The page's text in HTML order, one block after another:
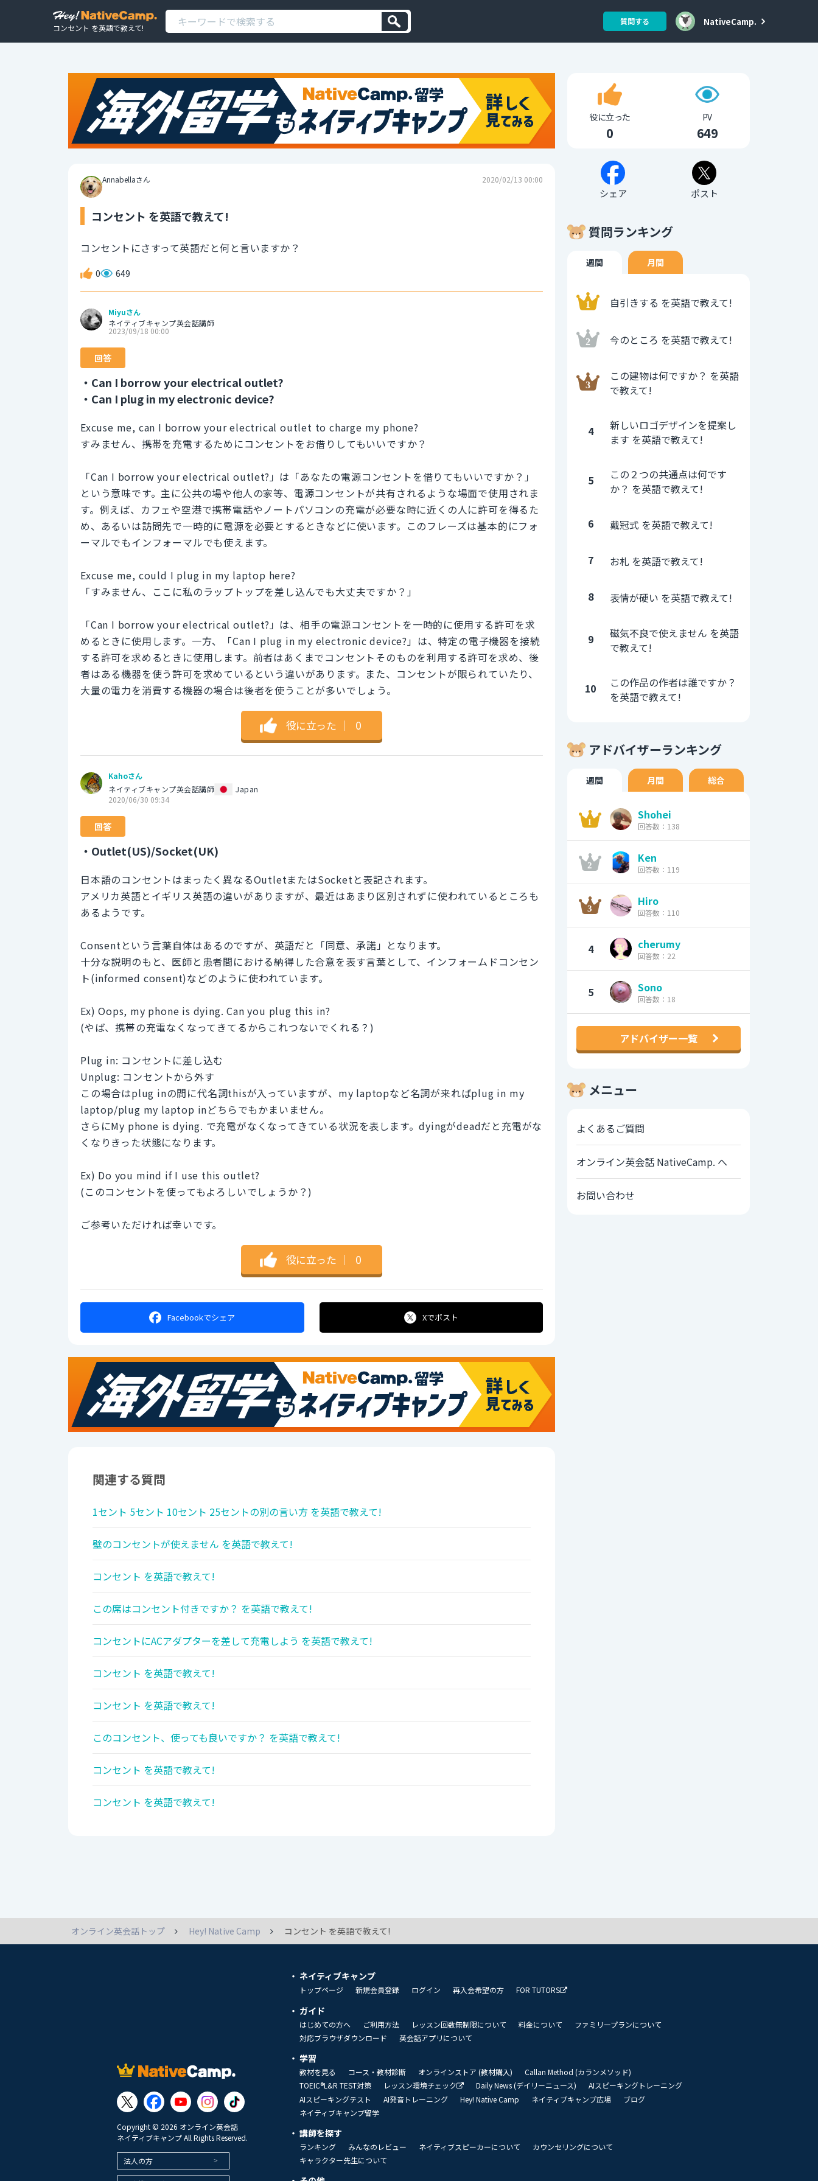
コンセント を英語で教えて!
質問する NativeCamp.
Annabellaさん 2020/02/13 00:00
コンセント を英語で教えて!
コンセントにさすって英語だと何と言いますか？
0 649
Miyuさん
ネイティブキャンプ英会話講師
2023/09/18 00:00
回答
・Can I borrow your electrical outlet?
・Can I plug in my electronic device?
Excuse me, can I borrow your electrical outlet to charge my phone?
すみません、携帯を充電するためにコンセントをお借りしてもいいですか？
「Can I borrow your electrical outlet?」は「あなたの電源コンセントを借りてもいいですか？」
という意味です。主に公共の場や他人の家等、電源コンセントが共有されるような場面で使用されま
す。例えば、カフェや空港で携帯電話やノートパソコンの充電が必要な時に近くの人に許可を得るた
め、あるいは訪問先で一時的に電源を必要とするときなどに使います。このフレーズは基本的にフォ
ーマルでもインフォーマルでも使えます。
Excuse me, could I plug in my laptop here?
「すみません、ここに私のラップトップを差し込んでも大丈夫ですか？」
「Can I borrow your electrical outlet?」は、相手の電源コンセントを一時的に使用する許可を求
めるときに使用します。一方、「Can I plug in my electronic device?」は、特定の電子機器を接続
する許可を求めるときに使用します。前者はあくまでコンセントそのものを利用する許可を求め、後
者はある機器を使う許可を求めているという違いがあります。また、コンセントが限られていたり、
大量の電力を消費する機器の場合は後者を使うことが多いでしょう。
役に立った ｜ 0
Kahoさん
ネイティブキャンプ英会話講師
Japan
2020/06/30 09:34
回答
・Outlet(US)/Socket(UK)
日本語のコンセントはまったく異なるOutletまたはSocketと表記されます。
アメリカ英語とイギリス英語の違いがありますが、最近はあまり区別されずに使われているところも
あるようです。
Consentという言葉自体はあるのですが、英語だと「同意、承諾」となります。
十分な説明のもと、医師と患者間における納得した合意を表す言葉として、インフォームドコンセン
ト(informed consent)などのように使われています。
Ex) Oops, my phone is dying. Can you plug this in?
(やば、携帯の充電なくなってきてるからこれつないでくれる？)
Plug in: コンセントに差し込む
Unplug: コンセントから外す
この場合はplug inの間に代名詞thisが入っていますが、my laptopなど名詞が来ればplug in my
laptop/plug my laptop inどちらでもかまいません。
さらにMy phone is dying. で充電がなくなってきている状況を表します。dyingがdeadだと充電がな
くなりきった状態になります。
Ex) Do you mind if I use this outlet?
(このコンセントを使ってもよろしいでしょうか？)
ご参考いただければ幸いです。
役に立った ｜ 0
Facebookでシェア Xでポスト
関連する質問
1セント 5セント 10セント 25セントの別の言い方 を英語で教えて!
壁のコンセントが使えません を英語で教えて!
コンセント を英語で教えて!
この席はコンセント付きですか？ を英語で教えて!
コンセントにACアダプターを差して充電しよう を英語で教えて!
コンセント を英語で教えて!
コンセント を英語で教えて!
このコンセント、使っても良いですか？ を英語で教えて!
コンセント を英語で教えて!
コンセント を英語で教えて!
役に立った
0
PV
649
シェア ポスト
質問ランキング
週間 月間
自引きする を英語で教えて!
今のところ を英語で教えて!
この建物は何ですか？ を英語
で教えて!
4
新しいロゴデザインを提案し
ます を英語で教えて!
5
この２つの共通点は何です
か？ を英語で教えて!
6 戴冠式 を英語で教えて!
7 お札 を英語で教えて!
8 表情が硬い を英語で教えて!
9
磁気不良で使えません を英語
で教えて!
10
この作品の作者は誰ですか？
を英語で教えて!
アドバイザーランキング
週間 月間 総合
Shohei
回答数：138
Ken
回答数：119
Hiro
回答数：110
4 cherumy
回答数：22
5 Sono
回答数：18
アドバイザー一覧
メニュー
よくあるご質問
オンライン英会話 NativeCamp. へ
お問い合わせ
オンライン英会話トップ Hey! Native Camp コンセント を英語で教えて!
Copyright © 2026 オンライン英会話
ネイティブキャンプ All Rights Reserved.
法人の方
ネイティブキャンプ
トップページ 新規会員登録 ログイン 再入会希望の方 FOR TUTORS
ガイド
はじめての方へ ご利用方法 レッスン回数無制限について 料金について
ファミリープランについて
対応ブラウザダウンロード
英会話アプリについて
学習
教材を見る コース・教材診断 オンラインストア (教材購入)
Callan Method (カランメソッド)
TOEIC®L&R TEST対策
レッスン環境チェック Daily News (デイリーニュース)
AIスピーキングトレーニング
AIスピーキングテスト
AI発音トレーニング Hey! Native Camp ネイティブキャンプ広場
ブログ
ネイティブキャンプ留学
講師を探す
ランキング みんなのレビュー ネイティブスピーカーについて
カウンセリングについて
キャラクター先生について